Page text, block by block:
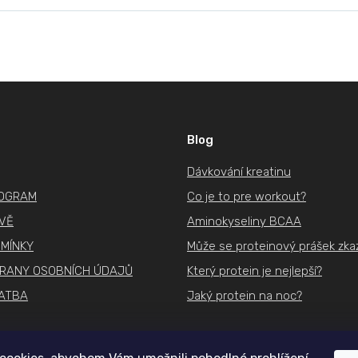
OSOBNÍCH ÚDAJŮ
Blog
Dávkování kreatinu
Co je to pre workout?
Aminokyseliny BCAA
Může se proteinový prášek
Který protein je nejlepší?
Jaký protein na noc?